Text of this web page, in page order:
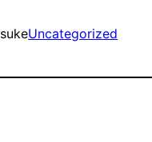
Uncategorized